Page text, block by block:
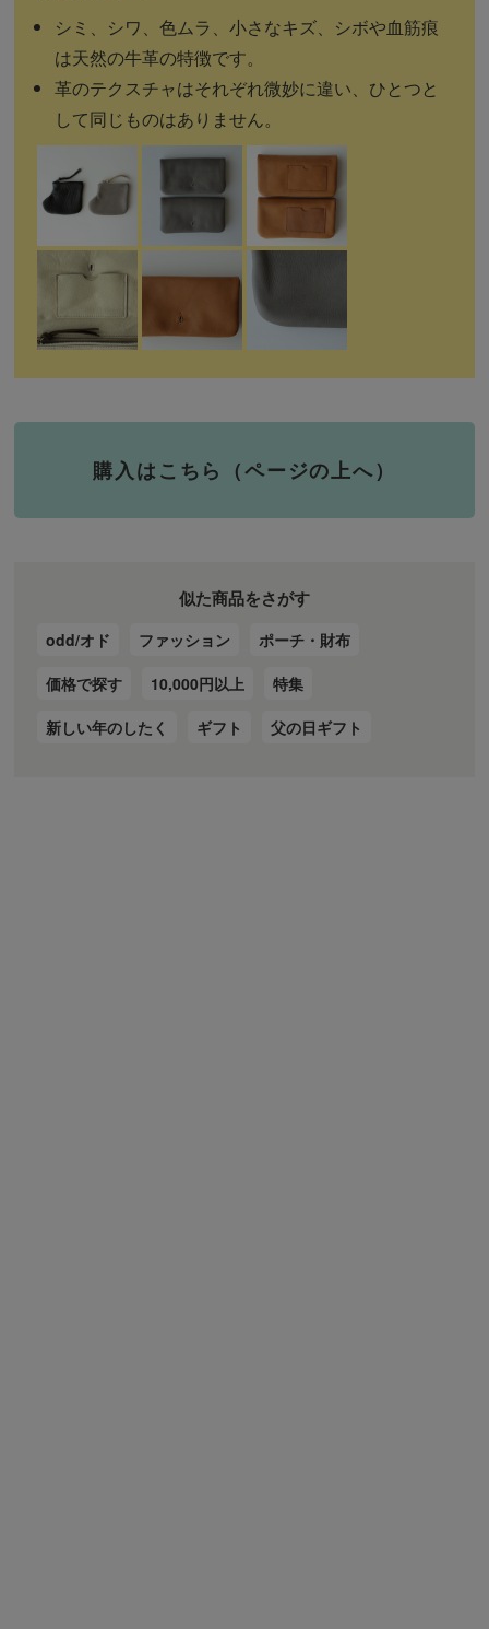
シミ、シワ、色ムラ、小さなキズ、シボや血筋痕
は天然の牛革の特徴です。
革のテクスチャはそれぞれ微妙に違い、ひとつと
して同じものはありません。
購入はこちら（ページの上へ）
似た商品をさがす
odd/オド ファッション
ポーチ・財布
価格で探す
10,000円以上
特集
新しい年のしたく
ギフト 父の日ギフト